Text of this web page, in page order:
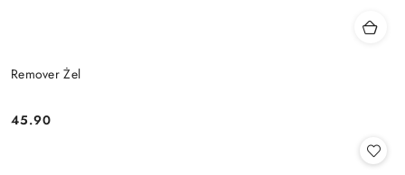
Remover Żel
Cena:
45.90